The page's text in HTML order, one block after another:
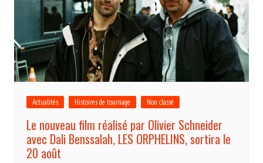
Actualités Histoires de tournage Non classé
Le nouveau film réalisé par Olivier Schneider
avec Dali Benssalah, LES ORPHELINS, sortira le
20 août